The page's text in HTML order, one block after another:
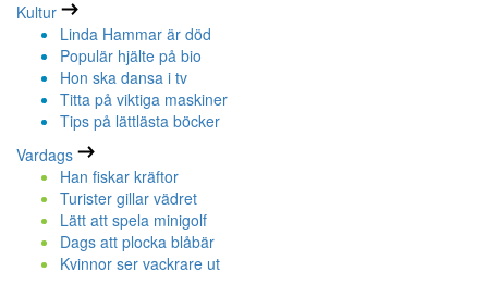
Kultur
Linda Hammar är död
Populär hjälte på bio
Hon ska dansa i tv
Titta på viktiga maskiner
Tips på lättlästa böcker
Vardags
Han fiskar kräftor
Turister gillar vädret
Lätt att spela minigolf
Dags att plocka blåbär
Kvinnor ser vackrare ut